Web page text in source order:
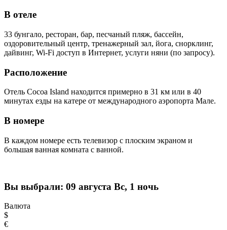
В отеле
33 бунгало, ресторан, бар, песчаный пляж, бассейн,
оздоровительный центр, тренажерный зал, йога, снорклинг,
дайвинг, Wi-Fi доступ в Интернет, услуги няни (по запросу).
Расположение
Отель Cocoa Island находится примерно в 31 км или в 40
минутах езды на катере от международного аэропорта Мале.
В номере
В каждом номере есть телевизор с плоским экраном и
большая ванная комната с ванной.
Вы выбрали: 09 августа Вс, 1 ночь
Валюта
$
€